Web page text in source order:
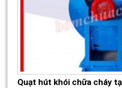
Quạt hút khói chữa cháy